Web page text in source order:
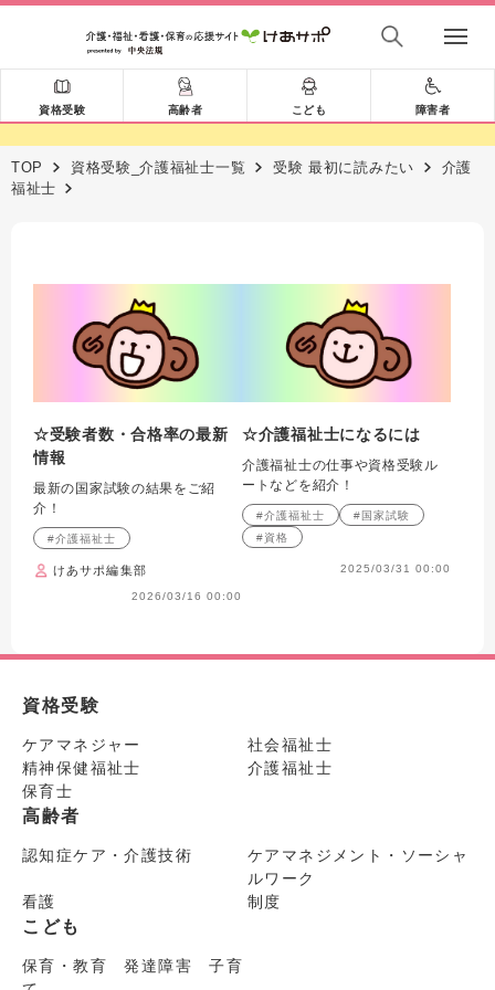
資格受験 高齢者 こども 障害者
TOP 資格受験_介護福祉士一覧 受験 最初に読みたい
介護
福祉士
☆受験者数・合格率の最新
情報
最新の国家試験の結果をご紹
介！
#介護福祉士
けあサポ編集部
2026/03/16 00:00
☆介護福祉士になるには
介護福祉士の仕事や資格受験ル
ートなどを紹介！
#介護福祉士
#国家試験
#資格
2025/03/31 00:00
資格受験
ケアマネジャー
社会福祉士
精神保健福祉士
介護福祉士
保育士
高齢者
認知症ケア・介護技術
ケアマネジメント・ソーシャ
ルワーク
看護
制度
こども
保育・教育 発達障害 子育